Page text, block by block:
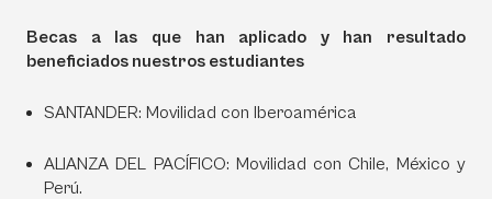
Becas a las que han aplicado y han resultado
beneficiados nuestros estudiantes
SANTANDER: Movilidad con Iberoamérica
ALIANZA DEL PACÍFICO: Movilidad con Chile, México y
Perú.